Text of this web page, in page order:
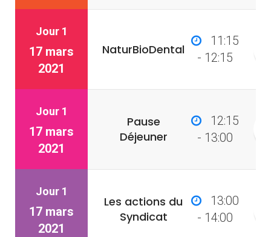
Jour 1
17 mars
2021
NaturBioDental
11:15
- 12:15
Jour 1
17 mars
2021
Pause
Déjeuner
12:15
- 13:00
Jour 1
17 mars
2021
Les actions du
Syndicat
13:00
- 14:00